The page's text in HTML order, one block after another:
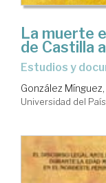
La muerte
de Castilla
estudios y
González
Universidad del